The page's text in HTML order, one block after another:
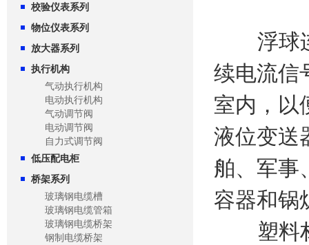
校验仪表系列
物位仪表系列
放大器系列
执行机构
气动执行机构
电动执行机构
气动调节阀
电动调节阀
自力式调节阀
低压配电柜
桥架系列
玻璃钢电缆槽
玻璃钢电缆管箱
玻璃钢电缆桥架
钢制电缆桥架
浮球连
续电流信
室内，以
液位变送
舶、军事
容器和锅
塑料材